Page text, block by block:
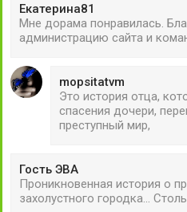
Екатерина81
Мне дорама понравилась.
администрацию сайта и
mopsitatvm
Это история отца,
спасения дочери,
преступный мир,
Гость ЭВА
Проникновенная история о
захолустного городка...